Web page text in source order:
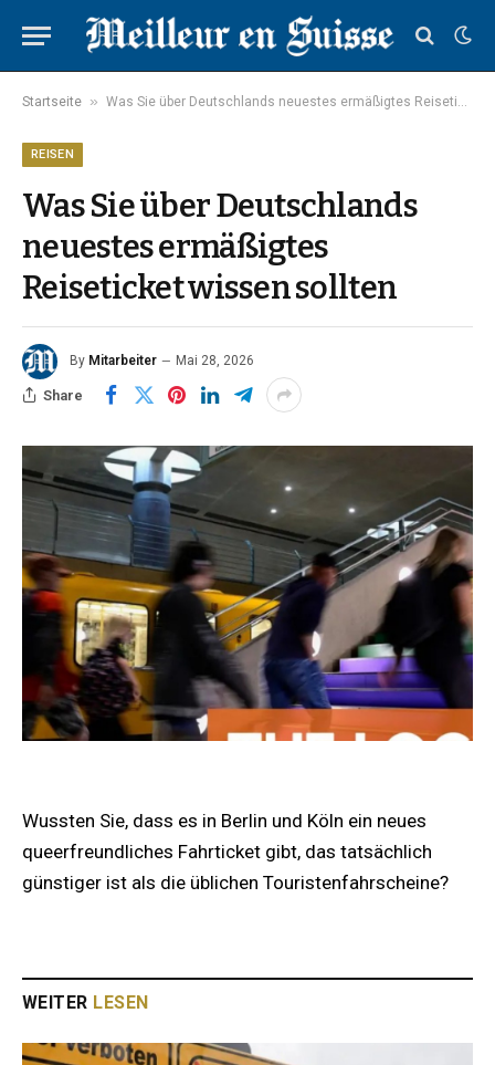
Startseite » Was Sie über Deutschlands neuestes ermäßigtes Reiseticket wissen sollten
REISEN
Was Sie über Deutschlands
neuestes ermäßigtes
Reiseticket wissen sollten
By Mitarbeiter Mai 28, 2026
Share
Wussten Sie, dass es in Berlin und Köln ein neues
queerfreundliches Fahrticket gibt, das tatsächlich
günstiger ist als die üblichen Touristenfahrscheine?
WEITER LESEN